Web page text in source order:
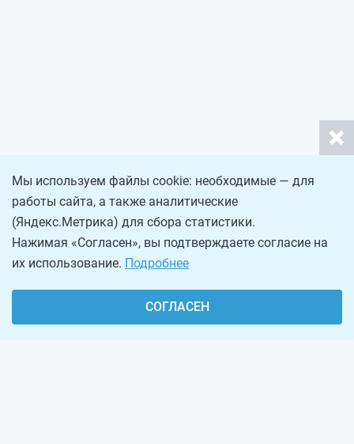
Мы используем файлы cookie: необходимые — для
работы сайта, а также аналитические
(Яндекс.Метрика) для сбора статистики.
Нажимая «Согласен», вы подтверждаете согласие на
их использование. Подробнее
СОГЛАСЕН